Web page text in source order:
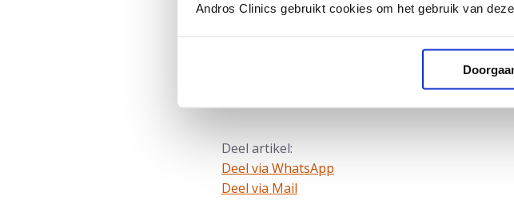
Andros Clinics gebruikt cookies om het gebruik van
diverse boeken over (prostaat-)kanker.
Deel artikel:
Deel via WhatsApp
Deel dit via Whatsapp
Deel via Mail